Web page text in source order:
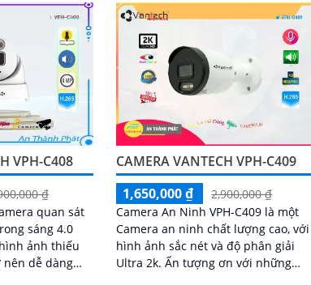
VPH-C408
₫
quan sát
sáng 4.0
ảnh thiếu
nên dễ dàng
CAMERA VANTECH VPH-C409
1,650,000 ₫
2,900,000 ₫
Camera An Ninh VPH-C409 là một
Camera an ninh chất lượng cao, với
hình ảnh sắc nét và độ phân giải
Ultra 2k. Ấn tượng ơn với những